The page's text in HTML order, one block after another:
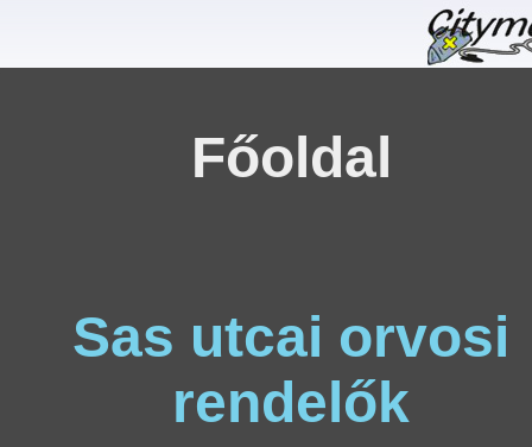
Főoldal
Sas utcai orvosi
rendelők